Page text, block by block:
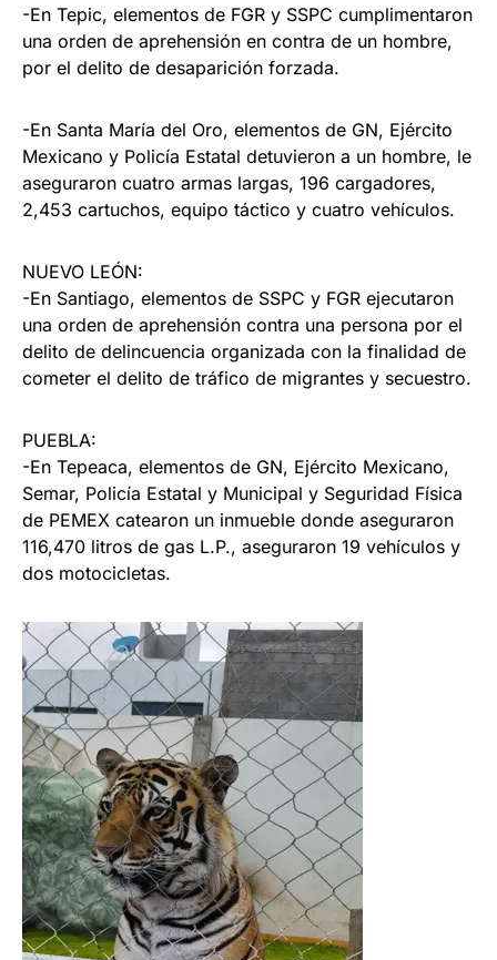
-En Tepic, elementos de FGR y SSPC cumplimentaron
una orden de aprehensión en contra de un hombre,
por el delito de desaparición forzada.
-En Santa María del Oro, elementos de GN, Ejército
Mexicano y Policía Estatal detuvieron a un hombre, le
aseguraron cuatro armas largas, 196 cargadores,
2,453 cartuchos, equipo táctico y cuatro vehículos.
NUEVO LEÓN:
-En Santiago, elementos de SSPC y FGR ejecutaron
una orden de aprehensión contra una persona por el
delito de delincuencia organizada con la finalidad de
cometer el delito de tráfico de migrantes y secuestro.
PUEBLA:
-En Tepeaca, elementos de GN, Ejército Mexicano,
Semar, Policía Estatal y Municipal y Seguridad Física
de PEMEX catearon un inmueble donde aseguraron
116,470 litros de gas L.P., aseguraron 19 vehículos y
dos motocicletas.